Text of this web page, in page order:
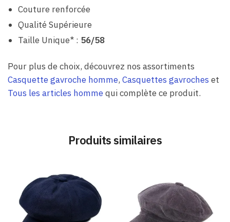
Couture renforcée
Qualité Supérieure
Taille Unique* : 56/58
Pour plus de choix, découvrez nos assortiments
Casquette gavroche homme, Casquettes gavroches et
Tous les articles hommequi complète ce produit.
Produits similaires